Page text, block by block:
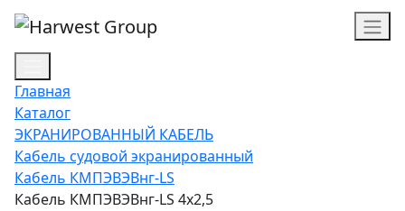
Главная
Каталог
ЭКРАНИРОВАННЫЙ КАБЕЛЬ
Кабель судовой экранированный
Кабель КМПЭВЭВнг-LS
Кабель КМПЭВЭВнг-LS 4х2,5